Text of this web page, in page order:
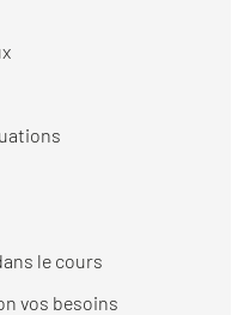
le cours
vos besoins